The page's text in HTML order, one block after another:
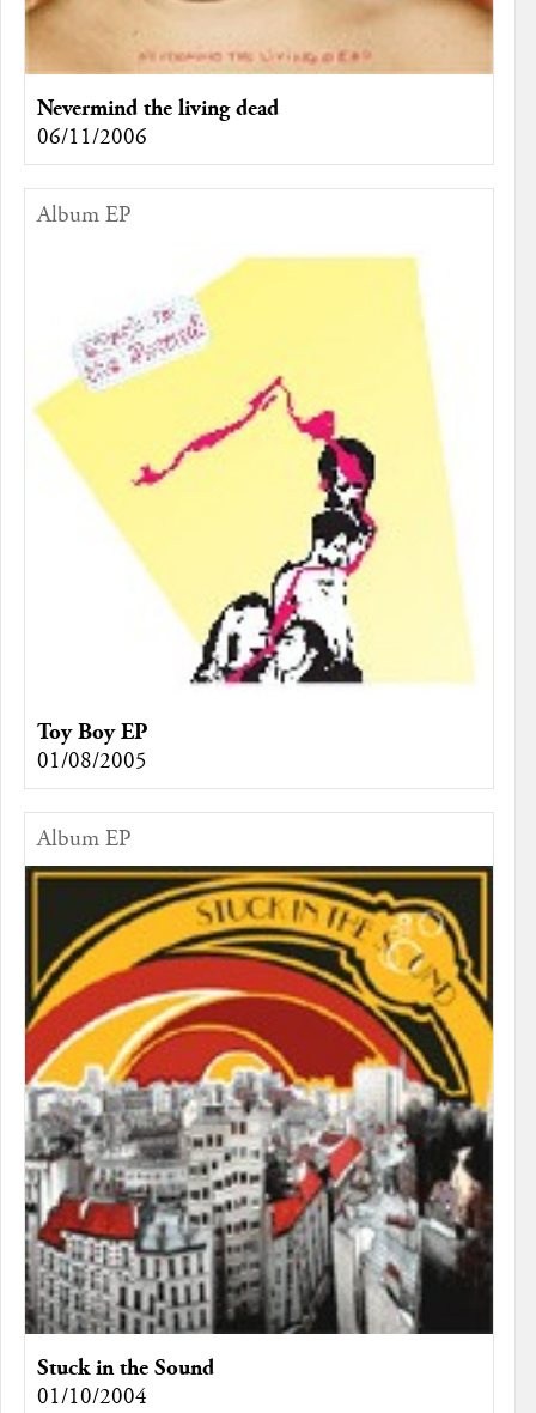
Nevermind the living dead
06/11/2006
Album EP
Toy Boy EP
01/08/2005
Album EP
Stuck in the Sound
01/10/2004